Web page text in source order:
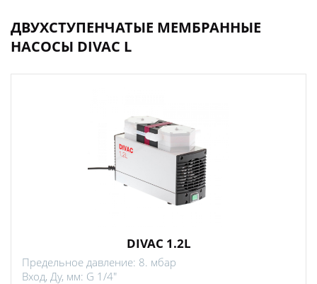
ДВУХСТУПЕНЧАТЫЕ МЕМБРАННЫЕ
НАСОСЫ DIVAC L
DIVAC 1.2L
Предельное давление: 8. мбар
Вход, Ду, мм: G 1/4"